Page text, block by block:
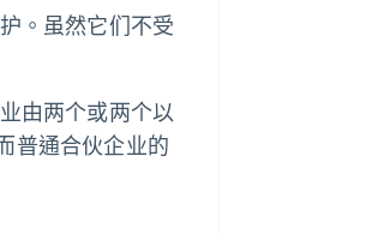
。虽然它们不受
由两个或两个以
普通合伙企业的